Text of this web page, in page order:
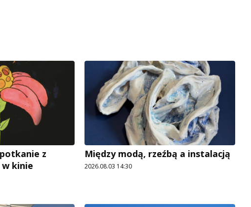
z
kinie
Między modą, rzeźbą a instalacją
2026.08.03 14:30